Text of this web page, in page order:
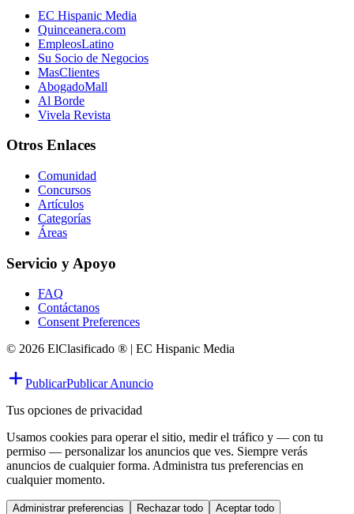
EC Hispanic Media
Quinceanera.com
EmpleosLatino
Su Socio de Negocios
MasClientes
AbogadoMall
Al Borde
Vivela Revista
Otros Enlaces
Comunidad
Concursos
Artículos
Categorías
Áreas
Servicio y Apoyo
FAQ
Contáctanos
Consent Preferences
© 2026 ElClasificado ® | EC Hispanic Media
PublicarPublicar Anuncio
Tus opciones de privacidad
Usamos cookies para operar el sitio, medir el tráfico y — con tu
permiso — personalizar los anuncios que ves. Siempre verás
anuncios de cualquier forma. Administra tus preferencias en
cualquier momento.
Administrar preferencias Rechazar todo Aceptar todo